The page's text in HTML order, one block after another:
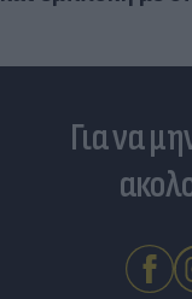
Για να